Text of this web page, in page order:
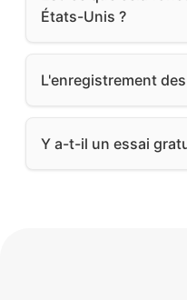
États-Unis ?
L'enregistrement
Y a-t-il un essai